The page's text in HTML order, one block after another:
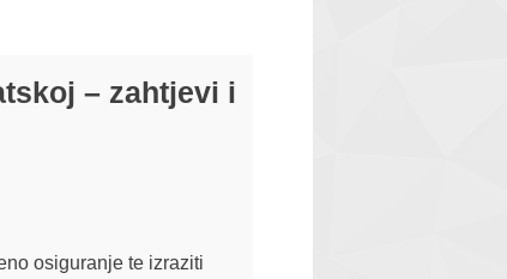
– zahtjevi i
osiguranje te izraziti